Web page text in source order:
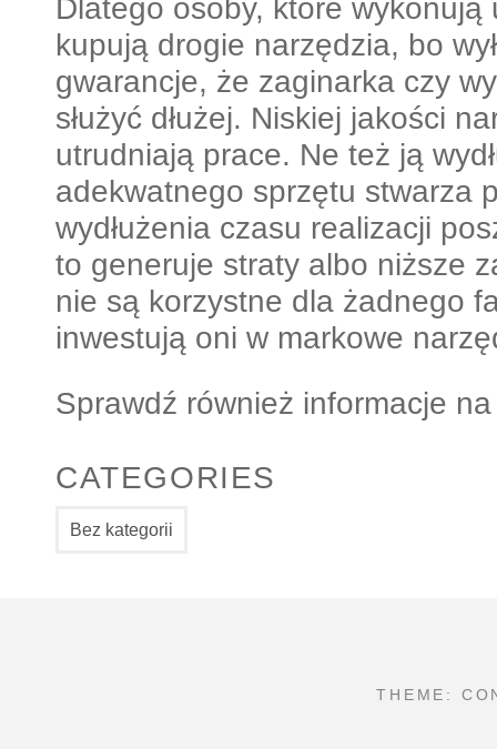
Dlatego osoby, które wykonują
kupują drogie narzędzia, bo
gwarancje, że zaginarka czy
służyć dłużej. Niskiej jakości
utrudniają prace. Ne też ją
adekwatnego sprzętu stwarza
wydłużenia czasu realizacji
to generuje straty albo niższe
nie są korzystne dla żadnego
inwestują oni w markowe
Sprawdź również informacje
CATEGORIES
Bez kategorii
THEME: